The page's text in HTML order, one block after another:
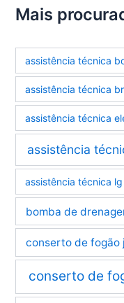
Mais
assistência técnica
assistência técnica
assistência técnica
assistência
assistência técnica lg
bomba de
conserto de fogão
conserto de